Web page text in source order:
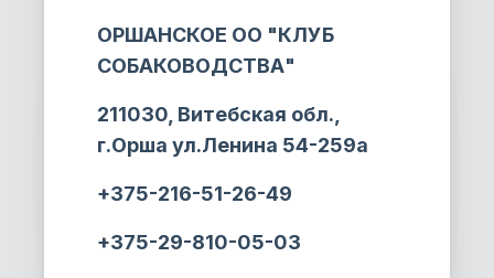
ОРШАНСКОЕ ОО "КЛУБ
СОБАКОВОДСТВА"
211030, Витебская обл.,
г.Орша ул.Ленина 54-259а
+375-216-51-26-49
+375-29-810-05-03